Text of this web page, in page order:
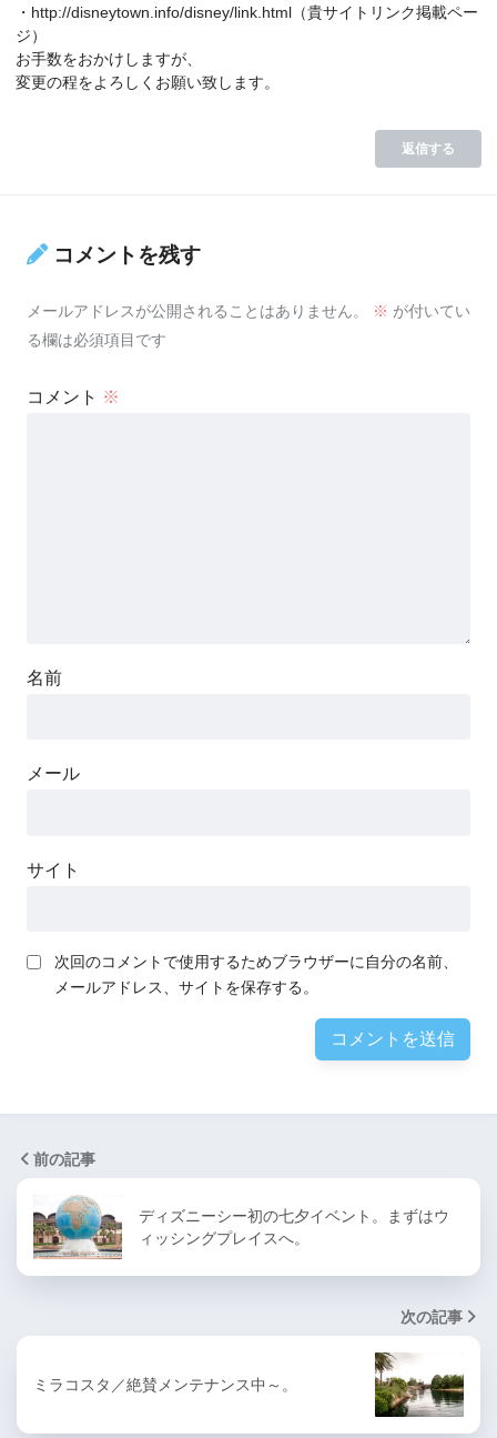
・http://disneytown.info/disney/link.html（貴サイトリンク掲載ペー
ジ）
お手数をおかけしますが、
変更の程をよろしくお願い致します。
返信する
コメントを残す
メールアドレスが公開されることはありません。 ※ が付いてい
る欄は必須項目です
コメント ※
名前
メール
サイト
次回のコメントで使用するためブラウザーに自分の名前、
メールアドレス、サイトを保存する。
前の記事
ディズニーシー初の七夕イベント。まずはウ
ィッシングプレイスへ。
次の記事
ミラコスタ／絶賛メンテナンス中～。